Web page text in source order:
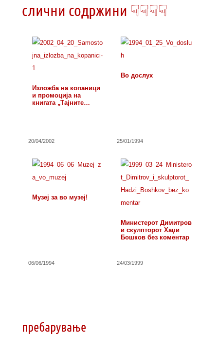
слични содржини ☟☟☟☟
Изложба на копаници
и промоција на
книгата „Тајните…
20/04/2002
Во дослух
25/01/1994
Музеј за во музеј!
06/06/1994
Министерот Димитров
и скулпторот Хаџи
Бошков без коментар
24/03/1999
пребарување